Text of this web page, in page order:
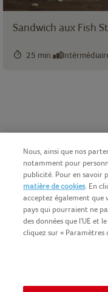
Sandwich aux Fish
25 min.
Nous, ainsi que nos
notamment pour
publicité. Pour en savoir
matière de cookies. En
acceptez également que
pays qui pourraient ne
des données que l'UE et
cliquez sur « Paramètres